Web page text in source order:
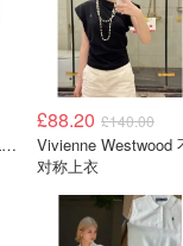
Vivienne Westwood Logo 女士90年代棉质背心
£88.20 £140.00
Vivienne Westwood
对称上衣